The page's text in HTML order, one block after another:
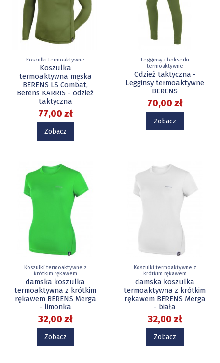
Koszulki termoaktywne
Koszulka
termoaktywna męska
BERENS LS Combat,
Berens KARRIS - odzież
taktyczna
77,00 zł
Zobacz
Legginsy i bokserki
termoaktywne
Odzież taktyczna -
Legginsy termoaktywne
BERENS
70,00 zł
Zobacz
Koszulki termoaktywne z
krótkim rękawem
damska koszulka
termoaktywna z krótkim
rękawem BERENS Merga
- limonka
32,00 zł
Zobacz
Koszulki termoaktywne z
krótkim rękawem
damska koszulka
termoaktywna z krótkim
rękawem BERENS Merga
- biała
32,00 zł
Zobacz